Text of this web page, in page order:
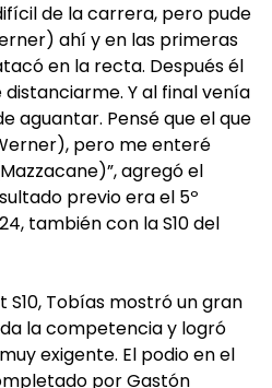
de la carrera, pero pude
ahí y en las primeras
en la recta. Después él
Y al final venía
aguantar. Pensé que el que
pero me enteré
agregó el
previo era el 5º
también con la S10 del
Tobías mostró un gran
la competencia y logró
exigente. El podio en el
por Gastón